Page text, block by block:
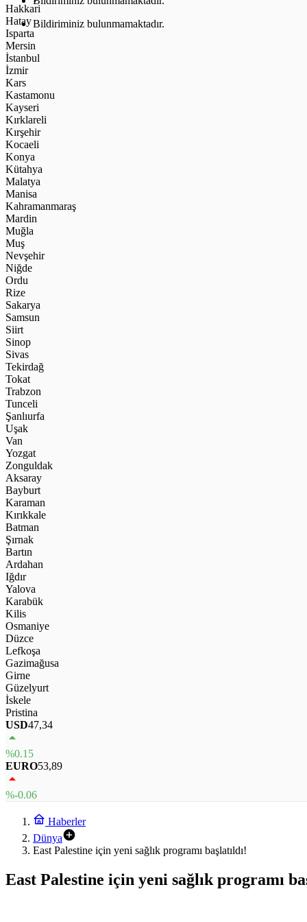
Bildiriminiz bulunmamaktadır.
Hakkari
Hatay
Isparta
Mersin
İstanbul
İzmir
Kars
Kastamonu
Kayseri
Kırklareli
Kırşehir
Kocaeli
Konya
Kütahya
Malatya
Manisa
Kahramanmaraş
Mardin
Muğla
Muş
Nevşehir
Niğde
Ordu
Rize
Sakarya
Samsun
Siirt
Sinop
Sivas
Tekirdağ
Tokat
Trabzon
Tunceli
Şanlıurfa
Uşak
Van
Yozgat
Zonguldak
Aksaray
Bayburt
Karaman
Kırıkkale
Batman
Şırnak
Bartın
Ardahan
Iğdır
Yalova
Karabük
Kilis
Osmaniye
Düzce
Lefkoşa
Gazimağusa
Girne
Güzelyurt
İskele
Pristina
USD47,34
%0.15
EURO53,89
%-0.06
Haberler
Dünya
East Palestine için yeni sağlık programı başlatıldı!
East Palestine için yeni sağlık programı